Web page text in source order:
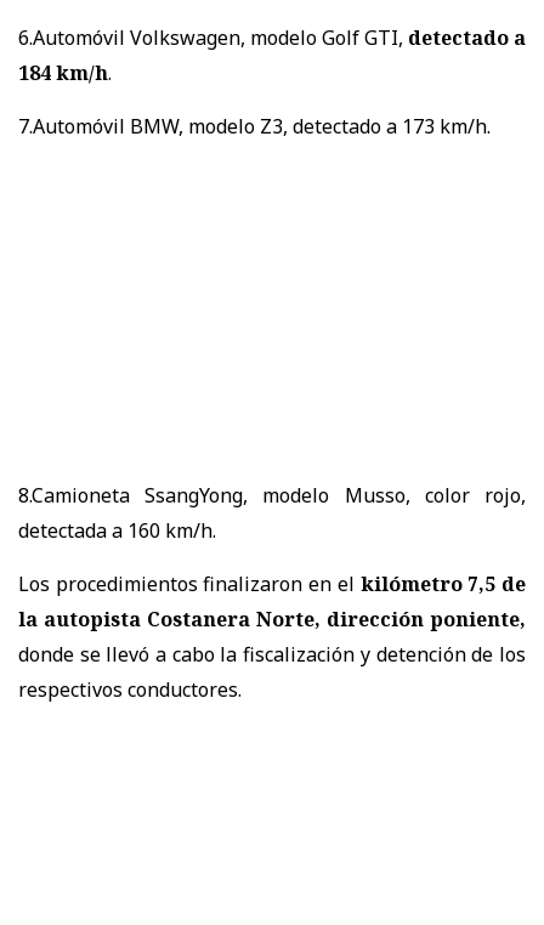
6.Automóvil Volkswagen, modelo Golf GTI, detectado a
184 km/h.
7.Automóvil BMW, modelo Z3, detectado a 173 km/h.
8.Camioneta SsangYong, modelo Musso, color rojo,
detectada a 160 km/h.
Los procedimientos finalizaron en el kilómetro 7,5 de
la autopista Costanera Norte, dirección poniente,
donde se llevó a cabo la fiscalización y detención de los
respectivos conductores.